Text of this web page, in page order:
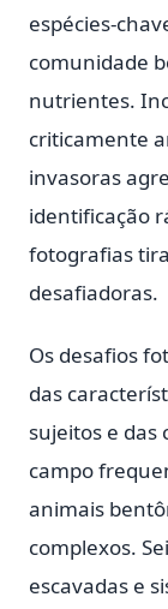
espécies-
comunidade
nutrientes.
criticamente
invasoras
identificação
fotografias
desafiadoras.
Os desafios
das
sujeitos e das
campo
animais
complexos.
escavadas e